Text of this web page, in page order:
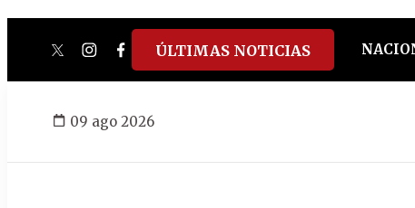
twitterinstagram
facebook
tiktokyoutube
spotify
ÚLTIMAS NOTICIAS
09 ago 2026